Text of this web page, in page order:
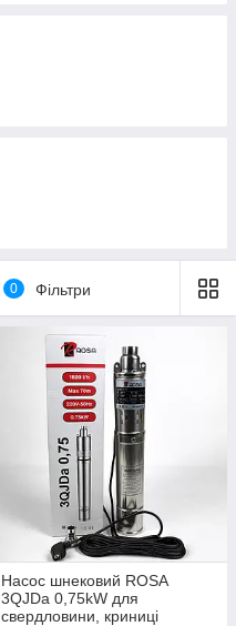
0 Фільтри
Насос шнековий ROSA
3QJDa 0,75kW для
свердловини, криниці